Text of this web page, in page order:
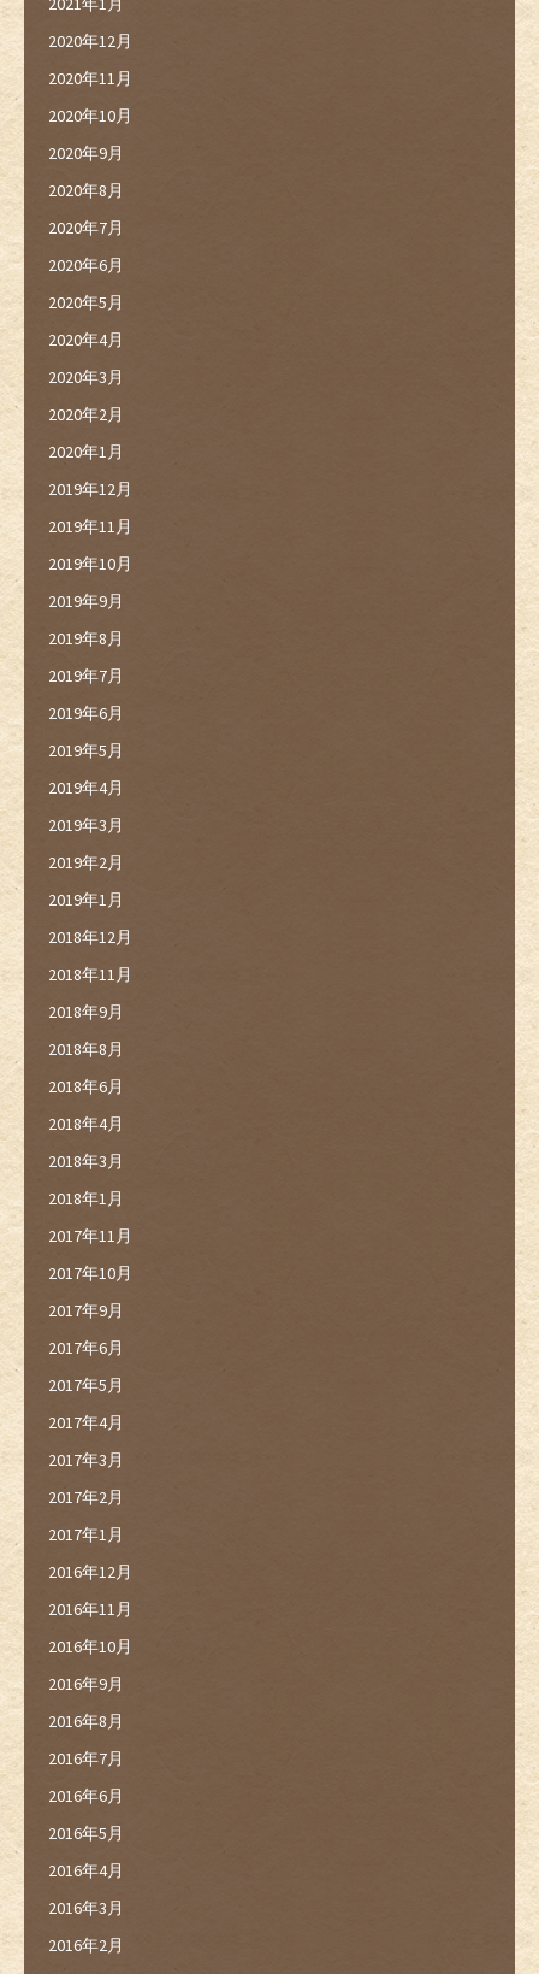
2020年12月
2020年11月
2020年10月
2020年9月
2020年8月
2020年7月
2020年6月
2020年5月
2020年4月
2020年3月
2020年2月
2020年1月
2019年12月
2019年11月
2019年10月
2019年9月
2019年8月
2019年7月
2019年6月
2019年5月
2019年4月
2019年3月
2019年2月
2019年1月
2018年12月
2018年11月
2018年9月
2018年8月
2018年6月
2018年4月
2018年3月
2018年1月
2017年11月
2017年10月
2017年9月
2017年6月
2017年5月
2017年4月
2017年3月
2017年2月
2017年1月
2016年12月
2016年11月
2016年10月
2016年9月
2016年8月
2016年7月
2016年6月
2016年5月
2016年4月
2016年3月
2016年2月